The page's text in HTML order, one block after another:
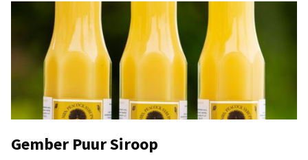
Gember Puur Siroop